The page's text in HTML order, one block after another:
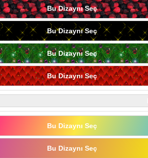
Bu Dizaynı Seç
Bu Dizaynı Seç
Bu Dizaynı Seç
Bu Dizaynı Seç
Bu Dizaynı Seç
Bu Dizaynı Seç